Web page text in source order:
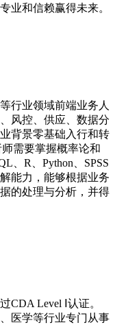
业和信赖赢得未来。
行业领域前端业务人
风控、供应、数据分
背景零基础入行和转
需要掌握概率论和
、R、Python、SPSS
能力，能够根据业务
的处理与分析，并得
Level Ⅰ认证。
医学等行业专门从事